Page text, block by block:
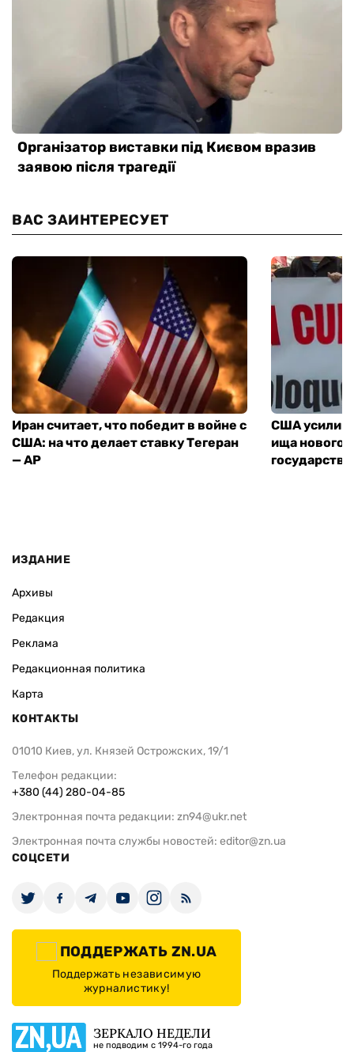
ВАС ЗАИНТЕРЕСУЕТ
Иран считает, что победит в войне с
США: на что делает ставку Тегеран
— AP
США
ища нового
ИЗДАНИЕ
Архивы
Редакция
Реклама
Редакционная политика
Карта
КОНТАКТЫ
01010 Киев, ул. Князей Острожских, 19/1
Телефон редакции:
+380 (44) 280-04-85
Электронная почта редакции: zn94@ukr.net
Электронная почта службы новостей: editor@zn.ua
СОЦСЕТИ
ПОДДЕРЖАТЬ ZN.UA
Поддержать независимую
журналистику!
ЗЕРКАЛО НЕДЕЛИ
не подводим с 1994-го года